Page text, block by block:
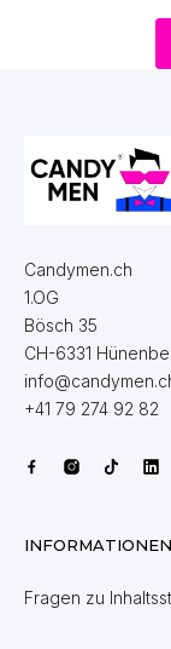
Candymen.ch
1.OG
Bösch 35
CH-6331
+41 79 274 92 82
INFORMATIONEN
Fragen zu